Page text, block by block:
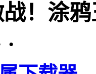
！涂